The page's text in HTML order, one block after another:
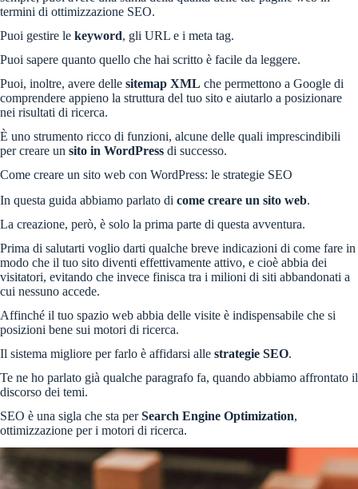
termini di ottimizzazione SEO.
Puoi gestire le keyword, gli URL e i meta tag.
Puoi sapere quanto quello che hai scritto è facile da leggere.
Puoi, inoltre, avere delle sitemap XML che permettono a Google di
comprendere appieno la struttura del tuo sito e aiutarlo a posizionare
nei risultati di ricerca.
È uno strumento ricco di funzioni, alcune delle quali imprescindibili
per creare un sito in WordPress di successo.
Come creare un sito web con WordPress: le strategie SEO
In questa guida abbiamo parlato di come creare un sito web.
La creazione, però, è solo la prima parte di questa avventura.
Prima di salutarti voglio darti qualche breve indicazioni di come fare in
modo che il tuo sito diventi effettivamente attivo, e cioè abbia dei
visitatori, evitando che invece finisca tra i milioni di siti abbandonati a
cui nessuno accede.
Affinché il tuo spazio web abbia delle visite è indispensabile che si
posizioni bene sui motori di ricerca.
Il sistema migliore per farlo è affidarsi alle strategie SEO.
Te ne ho parlato già qualche paragrafo fa, quando abbiamo affrontato il
discorso dei temi.
SEO è una sigla che sta perSearch Engine Optimization,
ottimizzazione per i motori di ricerca.